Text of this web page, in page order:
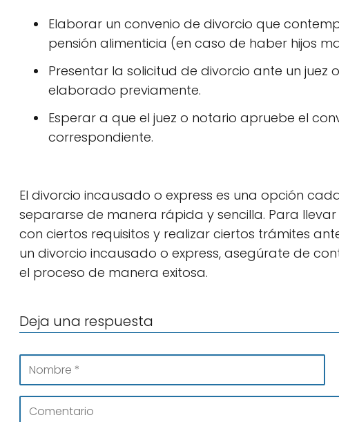
Elaborar un convenio de divorcio que
pensión alimenticia (en caso de haber hijos
Presentar la solicitud de divorcio ante un juez
elaborado previamente.
Esperar a que el juez o notario apruebe el
correspondiente.
El divorcio incausado o express es una opción
separarse de manera rápida y sencilla. Para
con ciertos requisitos y realizar ciertos trámites
un divorcio incausado o express, asegúrate de
el proceso de manera exitosa.
Deja una respuesta